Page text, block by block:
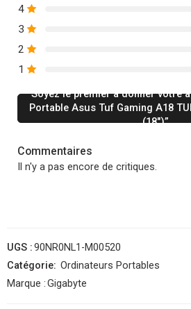
4
3
2
1
Soyez le premier à donner votre
Portable Asus Tuf Gaming A18
(18″)”
Commentaires
Il n'y a pas encore de critiques.
UGS :90NR0NL1-M00520
Catégorie: Ordinateurs Portables
Marque :Gigabyte